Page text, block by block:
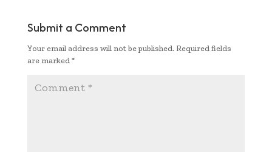
Submit a Comment
Your email address will not be published. Required fields
are marked *